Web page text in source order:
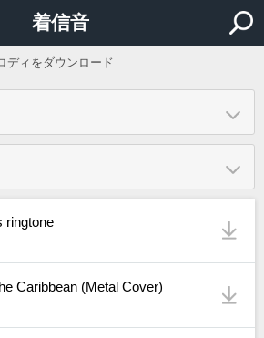
着信音
ディをダウンロード
ringtone
Caribbean (Metal Cover)